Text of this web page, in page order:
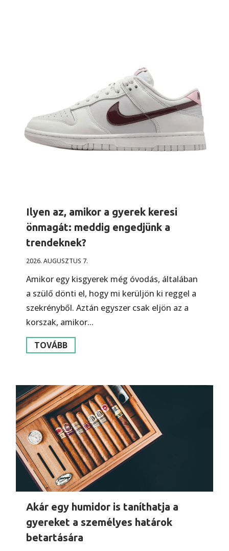
Ilyen az, amikor a gyerek keresi
önmagát: meddig engedjünk a
trendeknek?
2026. AUGUSZTUS 7.
Amikor egy kisgyerek még óvodás, általában
a szülő dönti el, hogy mi kerüljön ki reggel a
szekrényből. Aztán egyszer csak eljön az a
korszak, amikor...
TOVÁBB
Akár egy humidor is taníthatja a
gyereket a személyes határok
betartására